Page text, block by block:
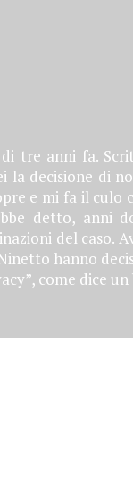
tre anni fa.
decisione di
e mi fa il culo
detto, anni
del caso.
hanno
come dice